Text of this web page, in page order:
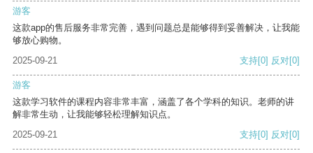
游客
这款app的售后服务非常完善，遇到问题总是能够得到妥善解决，让我能
够放心购物。
2025-09-21
支持[0] 反对[0]
游客
这款学习软件的课程内容非常丰富，涵盖了各个学科的知识。老师的讲
解非常生动，让我能够轻松理解知识点。
2025-09-21
支持[0] 反对[0]